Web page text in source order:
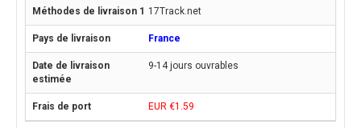
17Track.net
France
9-14 jours ouvrables
EUR €1.59